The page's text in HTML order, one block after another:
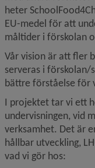
heter
EU-medel för att
måltider i förskolan
Vår vision är att fler
serveras i förskolan/
bättre förståelse för
I projektet tar vi ett
undervisningen, vid
verksamhet. Det är
hållbar utveckling,
vad vi gör hos: